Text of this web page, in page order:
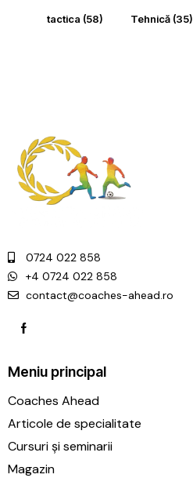
tactica (58) Tehnică (35)
0724 022 858
+4 0724 022 858
contact@coaches-ahead.ro
Meniu principal
Coaches Ahead
Articole de specialitate
Cursuri și seminarii
Magazin